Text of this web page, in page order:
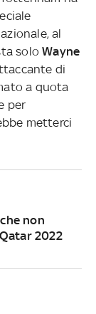
al
soloWayne
di
a quota
per
metterci
non
2022